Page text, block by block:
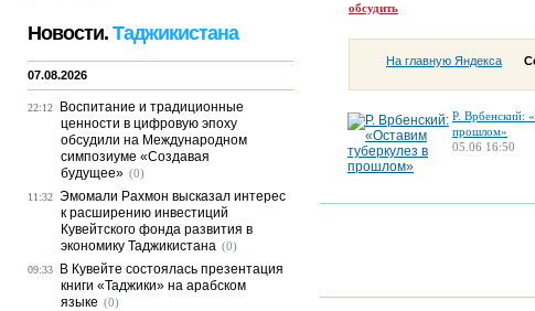
обсудить
На главную Яндекса
Р. Врбенский:
прошлом»
05.06 16:50
Новости. Таджикистана
07.08.2026
22:12
Воспитание и традиционные
ценности в цифровую эпоху
обсудили на Международном
симпозиуме «Создавая
будущее» (0)
11:32 Эмомали Рахмон высказал интерес
к расширению инвестиций
Кувейтского фонда развития в
экономику Таджикистана (0)
09:33
В Кувейте состоялась презентация
книги «Таджики» на арабском
языке (0)